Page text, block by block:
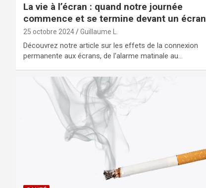
La vie à l’écran : quand notre journée
commence et se termine devant un écran
25 octobre 2024 Guillaume L.
Découvrez notre article sur les effets de la connexion
permanente aux écrans, de l'alarme matinale au…